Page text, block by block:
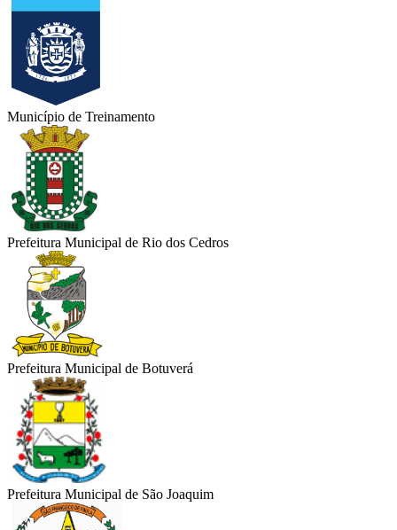
Município de Treinamento
Prefeitura Municipal de Rio dos Cedros
Prefeitura Municipal de Botuverá
Prefeitura Municipal de São Joaquim